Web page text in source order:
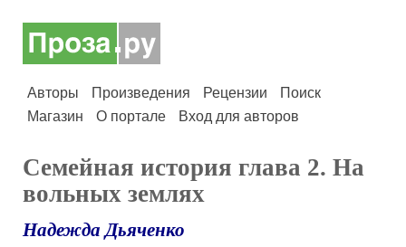
Авторы Произведения Рецензии
Поиск
Магазин
О портале Вход для авторов
Семейная история глава 2. На
вольных землях
Надежда Дьяченко